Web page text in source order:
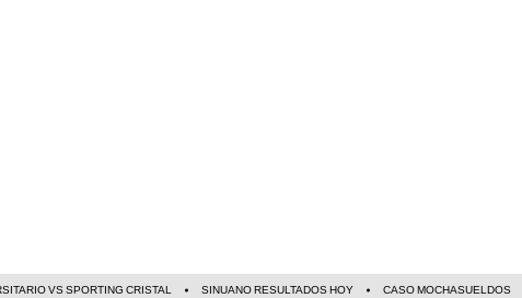
VS SPORTING CRISTAL SINUANO RESULTADOS HOY CASO MOCHASUELDOS